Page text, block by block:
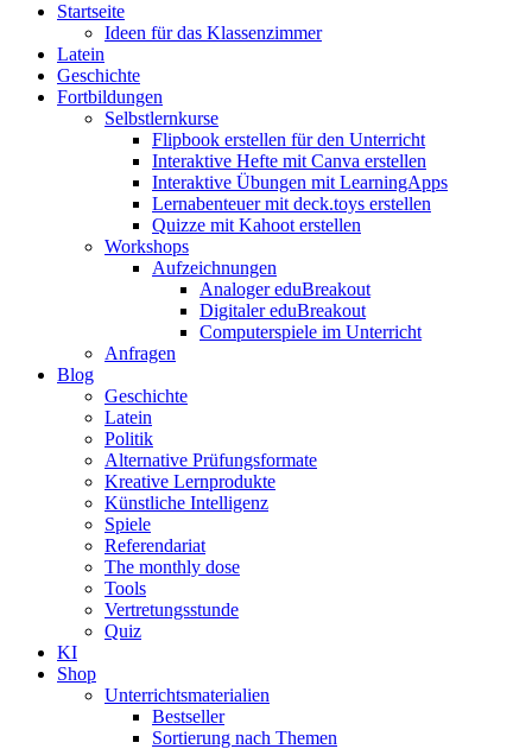
Startseite
Ideen für das Klassenzimmer
Latein
Geschichte
Fortbildungen
Selbstlernkurse
Flipbook erstellen für den Unterricht
Interaktive Hefte mit Canva erstellen
Interaktive Übungen mit LearningApps
Lernabenteuer mit deck.toys erstellen
Quizze mit Kahoot erstellen
Workshops
Aufzeichnungen
Analoger eduBreakout
Digitaler eduBreakout
Computerspiele im Unterricht
Anfragen
Blog
Geschichte
Latein
Politik
Alternative Prüfungsformate
Kreative Lernprodukte
Künstliche Intelligenz
Spiele
Referendariat
The monthly dose
Tools
Vertretungsstunde
Quiz
KI
Shop
Unterrichtsmaterialien
Bestseller
Sortierung nach Themen